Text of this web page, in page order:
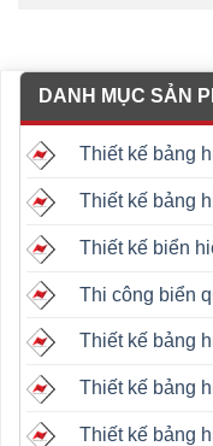
DANH MỤC SẢN
Thiết kế bảng
Thiết kế bảng
Thiết kế biển
Thi công biển
Thiết kế bảng
Thiết kế bảng
Thiết kế bảng